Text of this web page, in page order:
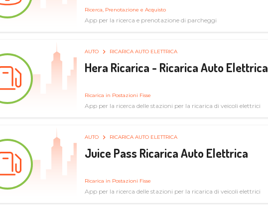
Ricerca, Prenotazione e Acquisto
App per la ricerca e prenotazione di parcheggi
AUTO RICARICA AUTO ELETTRICA
Hera Ricarica - Ricarica Auto Elettrica
Ricarica in Postazioni Fisse
App per la ricerca delle stazioni per la ricarica di veicoli elettrici
AUTO RICARICA AUTO ELETTRICA
Juice Pass Ricarica Auto Elettrica
Ricarica in Postazioni Fisse
App per la ricerca delle stazioni per la ricarica di veicoli elettrici